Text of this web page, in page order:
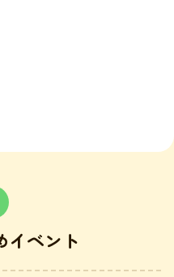
イベント